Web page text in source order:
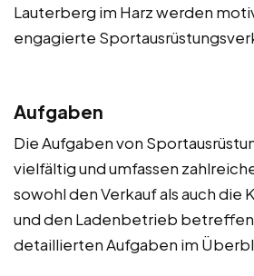
Lauterberg im Harz werden
engagierte
Aufgaben
Die Aufgaben von
vielfältig und umfassen
sowohl den Verkauf als auch die
und den Ladenbetrieb
detaillierten Aufgaben im